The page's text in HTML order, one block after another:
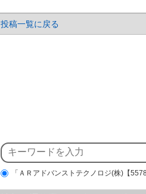
投稿一覧に戻る
「ＡＲアドバンストテクノロジ(株)【